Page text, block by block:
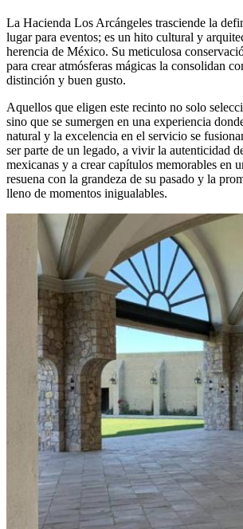
La Hacienda Los Arcángeles trasciende la
lugar para eventos; es un hito cultural y
herencia de México. Su meticulosa
para crear atmósferas mágicas la consolidan
distinción y buen gusto.
Aquellos que eligen este recinto no solo
sino que se sumergen en una experiencia
natural y la excelencia en el servicio se
ser parte de un legado, a vivir la autenticidad
mexicanas y a crear capítulos memorables en
resuena con la grandeza de su pasado y la
lleno de momentos inigualables.